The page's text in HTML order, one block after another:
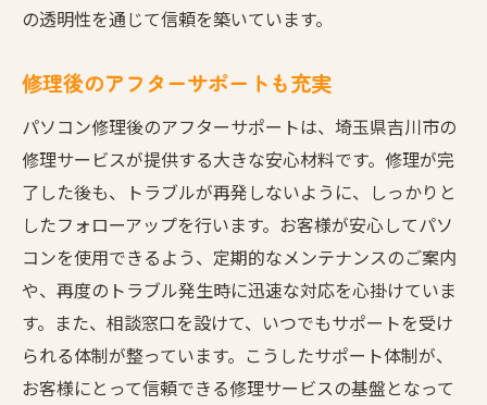
必要に応じたアフターケア
依頼するメリット
予算に合わせた柔軟な対応
修理前の不安を解消するシステム
地域密着だからこその速さと安心感
持ち込み修理の便利さと効率
最新技術を取り入れた修理サービス
長期的なコスト削減を実現
吉川市でのパソコン修理におけるよくある質問
と対策
の透明性を通じて信頼を築いています。
修理後のアフターサポートも充実
パソコン修理後のアフターサポートは、埼玉県吉川市の
修理サービスが提供する大きな安心材料です。修理が完
了した後も、トラブルが再発しないように、しっかりと
したフォローアップを行います。お客様が安心してパソ
コンを使用できるよう、定期的なメンテナンスのご案内
や、再度のトラブル発生時に迅速な対応を心掛けていま
す。また、相談窓口を設けて、いつでもサポートを受け
られる体制が整っています。こうしたサポート体制が、
お客様にとって信頼できる修理サービスの基盤となって